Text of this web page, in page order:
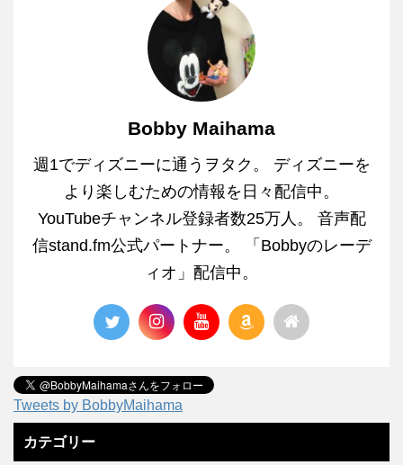
Bobby Maihama
週1でディズニーに通うヲタク。 ディズニーを
より楽しむための情報を日々配信中。
YouTubeチャンネル登録者数25万人。 音声配
信stand.fm公式パートナー。 「Bobbyのレーデ
ィオ」配信中。
Tweets by BobbyMaihama
カテゴリー